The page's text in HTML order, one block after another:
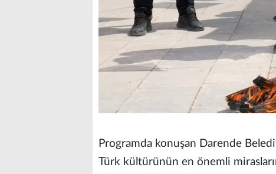
Programda konuşan Darende
Türk kültürünün en önemli